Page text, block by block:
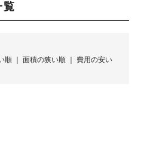
覧
順 面積の狭い順
費用の安い